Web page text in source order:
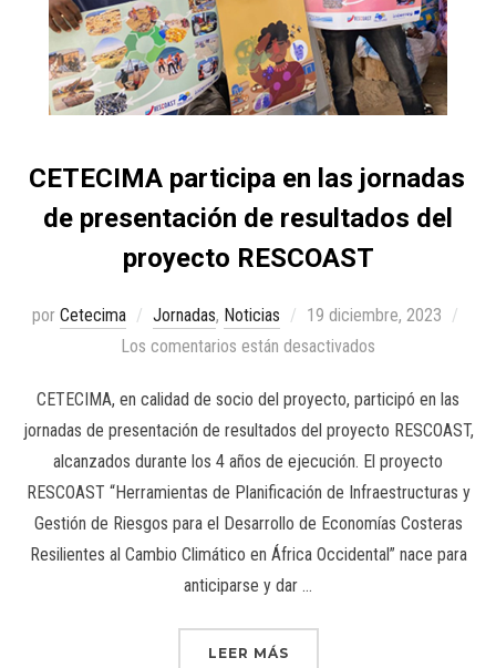
CETECIMA participa en las jornadas
de presentación de resultados del
proyecto RESCOAST
por Cetecima Jornadas, Noticias
19 diciembre, 2023
Los comentarios están desactivados
CETECIMA, en calidad de socio del proyecto, participó en las
jornadas de presentación de resultados del proyecto RESCOAST,
alcanzados durante los 4 años de ejecución. El proyecto
RESCOAST “Herramientas de Planificación de Infraestructuras y
Gestión de Riesgos para el Desarrollo de Economías Costeras
Resilientes al Cambio Climático en África Occidental” nace para
anticiparse y dar …
LEER MÁS